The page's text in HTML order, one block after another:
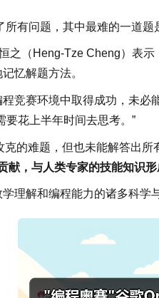
有问题，其中最难的一道题
之（Heng-Tze Cheng）表示
忆解题方法。
竞赛环境中取得成功，未必
要花上半年时间去思考。”
的难题，但也未能解答出所
，与人类专家的技能知识形
理解和编程能力的诸多科学